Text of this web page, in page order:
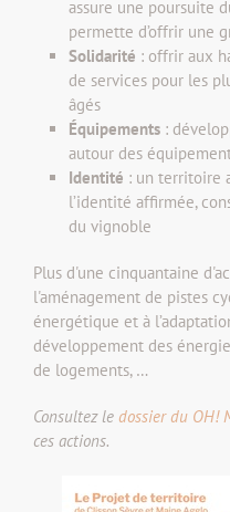
assure une poursuite
permette d’offrir une
Solidarité : offrir aux
de services pour les
âgés
Équipements :
autour des
Identité : un territoire
l’identité affirmée,
du vignoble
Plus d'une cinquantaine
l'aménagement de pistes
énergétique et à
développement des
de logements, …
Consultez le dossier du OH!
ces actions.